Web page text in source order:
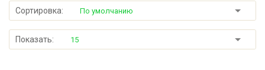
Сортировка: По умолчанию
Показать: 15